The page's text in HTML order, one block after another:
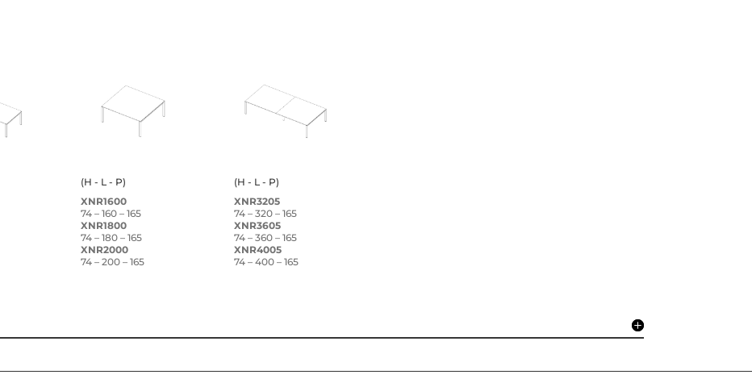
(H - L - P)
XNR1600
74 – 160 – 165
XNR1800
74 – 180 – 165
XNR2000
74 – 200 – 165
(H - L - P)
XNR3205
74 – 320 – 165
XNR3605
74 – 360 – 165
XNR4005
74 – 400 – 165